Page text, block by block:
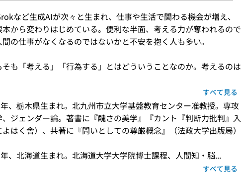
など生成AIが次々と生まれ、仕事や生活で関わる機会が増え、
本から変わりはじめている。便利な半面、考える力が奪われるので
の仕事がなくなるのではないかと不安を抱く人も多い。
そも「考える」「行為する」とはどういうことなのか。考えるのは
すべて見る
、栃木県生まれ。北九州市立大学基盤教育センター准教授。専攻
ジェンダー論。著書に『醜さの美学』『カント『判断力批判』入
はく舎）、共著に『問いとしての尊厳概念』（法政大学出版局）
、北海道生まれ。北海道大学大学院博士課程、人間知・脳...
すべて見る